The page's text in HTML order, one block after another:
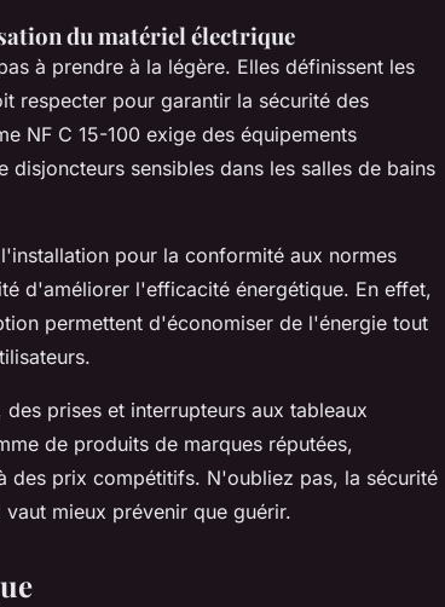
du matériel électrique
à prendre à la légère. Elles définissent les
respecter pour garantir la sécurité des
NF C 15-100 exige des équipements
sensibles dans les salles de bains
pour la conformité aux normes
d'améliorer l'efficacité énergétique. En effet,
permettent d'économiser de l'énergie tout
des prises et interrupteurs aux tableaux
de produits de marques réputées,
des prix compétitifs. N'oubliez pas, la sécurité
mieux prévenir que guérir.